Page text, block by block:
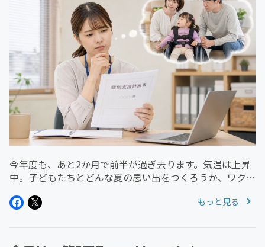
今年度も、あと2か月で前半が過ぎ去ります。気温は上昇
中。子どもたちとどんな夏の思い出をつくろうか、ワクワ
は、本年度後半戦に向けて何かしたの想いを馳せているの
もっと見る